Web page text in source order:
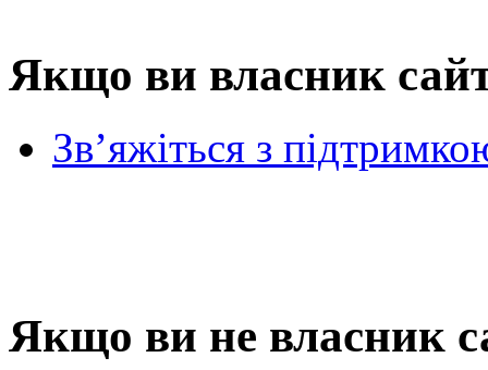
Якщо ви власник
Зв’яжіться з
Якщо ви не власник